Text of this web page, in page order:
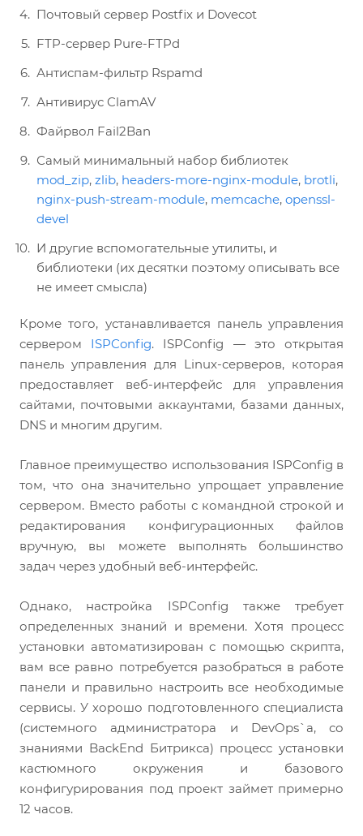
Почтовый сервер Postfix и Dovecot
FTP-сервер Pure-FTPd
Антиспам-фильтр Rspamd
Антивирус ClamAV
Файрвол Fail2Ban
Самый минимальный набор библиотек
mod_zip, zlib, headers-more-nginx-module, brotli,
nginx-push-stream-module, memcache, openssl-
devel
И другие вспомогательные утилиты, и
библиотеки (их десятки поэтому описывать все
не имеет смысла)
Кроме того, устанавливается панель управления
сервером ISPConfig. ISPConfig — это открытая
панель управления для Linux-серверов, которая
предоставляет веб-интерфейс для управления
сайтами, почтовыми аккаунтами, базами данных,
DNS и многим другим.
Главное преимущество использования ISPConfig в
том, что она значительно упрощает управление
сервером. Вместо работы с командной строкой и
редактирования конфигурационных файлов
вручную, вы можете выполнять большинство
задач через удобный веб-интерфейс.
Однако, настройка ISPConfig также требует
определенных знаний и времени. Хотя процесс
установки автоматизирован с помощью скрипта,
вам все равно потребуется разобраться в работе
панели и правильно настроить все необходимые
сервисы. У хорошо подготовленного специалиста
(системного администратора и DevOps`а, со
знаниями BackEnd Битрикса) процесс установки
кастюмного окружения и базового
конфигурирования под проект займет примерно
12 часов.